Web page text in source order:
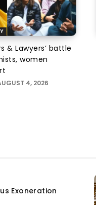
& Lawyers’ battle
women
4, 2026
Exoneration